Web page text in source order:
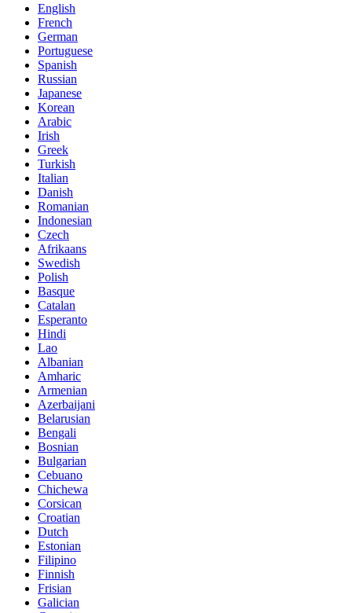
English
French
German
Portuguese
Spanish
Russian
Japanese
Korean
Arabic
Irish
Greek
Turkish
Italian
Danish
Romanian
Indonesian
Czech
Afrikaans
Swedish
Polish
Basque
Catalan
Esperanto
Hindi
Lao
Albanian
Amharic
Armenian
Azerbaijani
Belarusian
Bengali
Bosnian
Bulgarian
Cebuano
Chichewa
Corsican
Croatian
Dutch
Estonian
Filipino
Finnish
Frisian
Galician